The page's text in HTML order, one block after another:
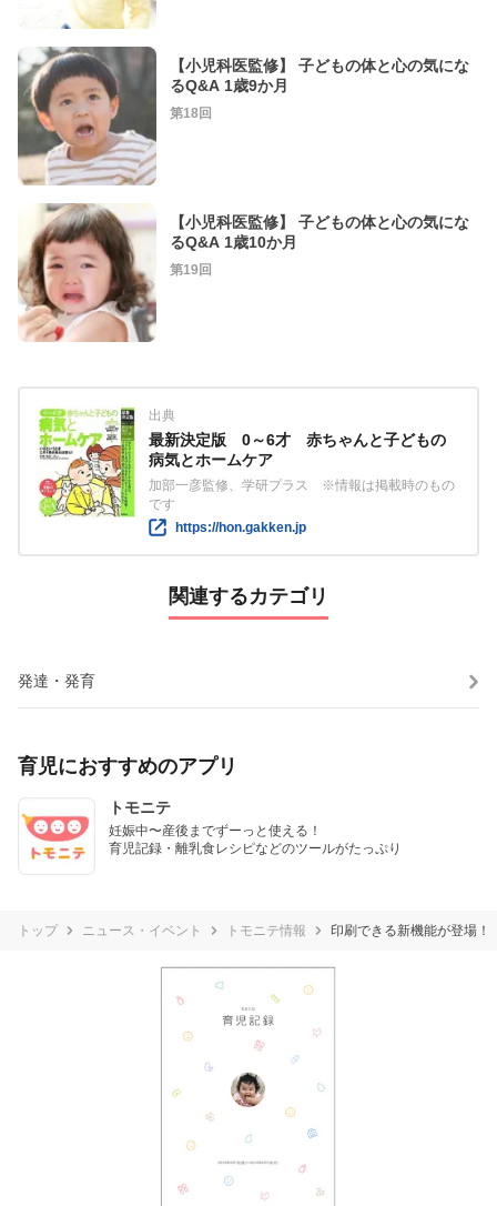
【小児科医監修】 子どもの体と心の気にな
るQ&A 1歳9か月
第18回
【小児科医監修】 子どもの体と心の気にな
るQ&A 1歳10か月
第19回
出典
最新決定版 0～6才 赤ちゃんと子どもの
病気とホームケア
加部一彦監修、学研プラス ※情報は掲載時のもの
です
https://hon.gakken.jp
関連するカテゴリ
発達・発育
育児におすすめのアプリ
トモニテ
妊娠中〜産後までずーっと使える！
育児記録・離乳食レシピなどのツールがたっぷり
トップ ニュース・イベント トモニテ情報 印刷できる新機能が登場